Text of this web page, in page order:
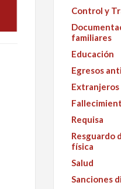
Control y
familiares
Educación
Egresos
Extranjeros
Requisa
Resguardo
física
Salud
Sanciones